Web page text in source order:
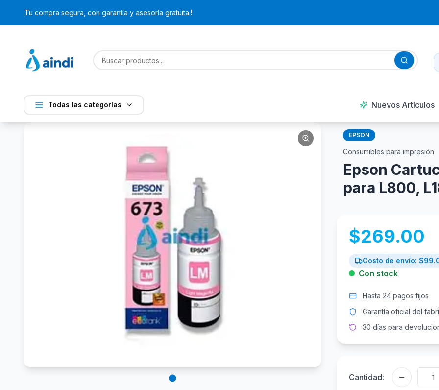
¡Tu compra segura, con garantía y asesoría gratuita.!
Todas las categorías Nuevos Artículos
EPSON
Consumibles para impresión
Epson
para L800,
$269.00
Costo de envío: $
Con stock
Hasta 24 pagos fijos
Garantía oficial del
30 días para
Cantidad: